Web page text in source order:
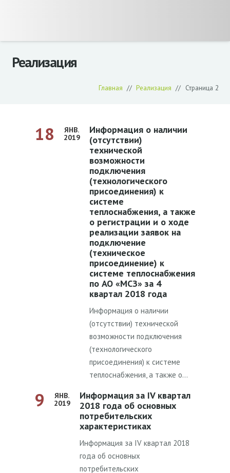
Реализация
Главная // Реализация // Страница 2
18
ЯНВ.
2019
Информация о наличии
(отсутствии)
технической
возможности
подключения
(технологического
присоединения) к
системе
теплоснабжения, а также
о регистрации и о ходе
реализации заявок на
подключение
(техническое
присоединение) к
системе теплоснабжения
по АО «МСЗ» за 4
квартал 2018 года
Информация о наличии
(отсутствии) технической
возможности подключения
(технологического
присоединения) к системе
теплоснабжения, а также о…
9
ЯНВ.
2019
Информация за IV квартал
2018 года об основных
потребительских
характеристиках
Информация за IV квартал 2018
года об основных
потребительских